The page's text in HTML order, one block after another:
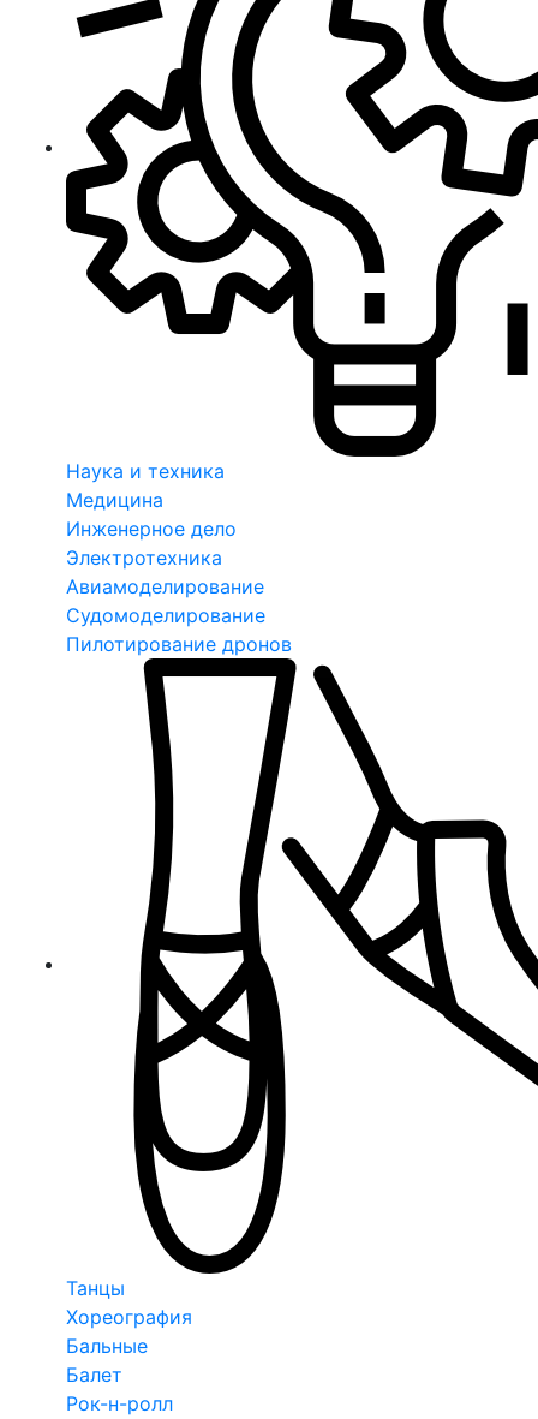
Наука и техника
Медицина
Инженерное дело
Электротехника
Авиамоделирование
Судомоделирование
Пилотирование дронов
Танцы
Хореография
Бальные
Балет
Рок-н-ролл